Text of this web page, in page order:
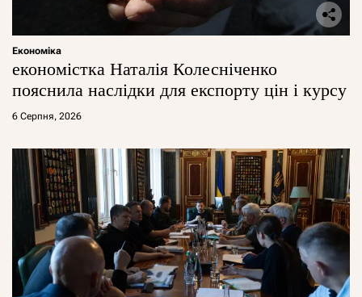
Економіка
економістка Наталія Колесніченко
пояснила наслідки для експорту цін і курсу
6 Серпня, 2026